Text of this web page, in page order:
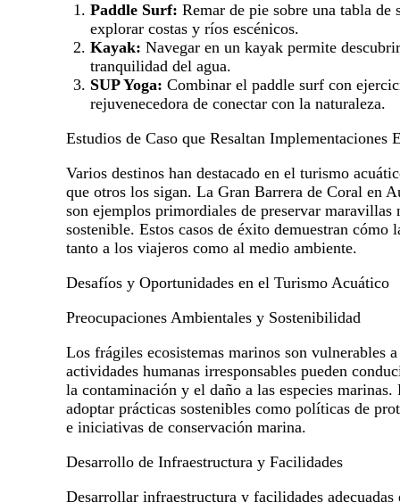
Paddle Surf: Remar de pie sobre una tabla
explorar costas y ríos escénicos.
Kayak: Navegar en un kayak permite
tranquilidad del agua.
SUP Yoga: Combinar el paddle surf con
rejuvenecedora de conectar con la naturaleza.
Estudios de Caso que Resaltan Implementaciones
Varios destinos han destacado en el turismo
que otros los sigan. La Gran Barrera de Coral en
son ejemplos primordiales de preservar
sostenible. Estos casos de éxito demuestran cómo
tanto a los viajeros como al medio ambiente.
Desafíos y Oportunidades en el Turismo Acuático
Preocupaciones Ambientales y Sostenibilidad
Los frágiles ecosistemas marinos son vulnerables
actividades humanas irresponsables pueden
la contaminación y el daño a las especies marinas.
adoptar prácticas sostenibles como políticas de
e iniciativas de conservación marina.
Desarrollo de Infraestructura y Facilidades
Desarrollar infraestructura y facilidades